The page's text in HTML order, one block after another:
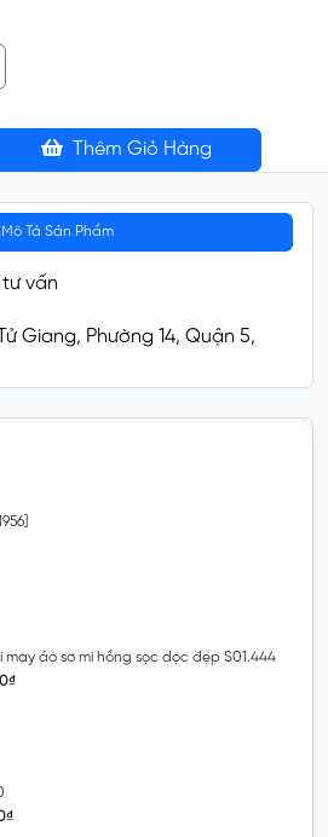
Thêm Giỏ Hàng
Mô Tả Sản Phẩm
vấn
Giang, Phường 14, Quận 5,
may áo sơ mi hồng sọc dọc đẹp S01.444